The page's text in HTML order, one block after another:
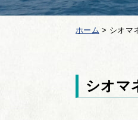
ホーム > シオマ
シオマ